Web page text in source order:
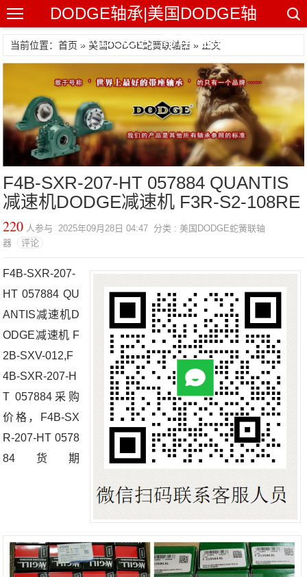
DODGE轴承|美国DODGE轴
承|DODGE带座轴承
当前位置：首页 » 美国DODGE蛇簧联轴器 » 正文
F4B-SXR-207-HT 057884 QUANTIS
减速机DODGE减速机 F3R-S2-108RE
220 人参与 2025年09月28日 04:47 分类 : 美国DODGE蛇簧联轴
器
评论
F4B-SXR-207-
HT 057884 QU
ANTIS减速机D
ODGE减速机 F
2B-SXV-012,F
4B-SXR-207-H
T 057884采购
价格，F4B-SX
R-207-HT 0578
84货期